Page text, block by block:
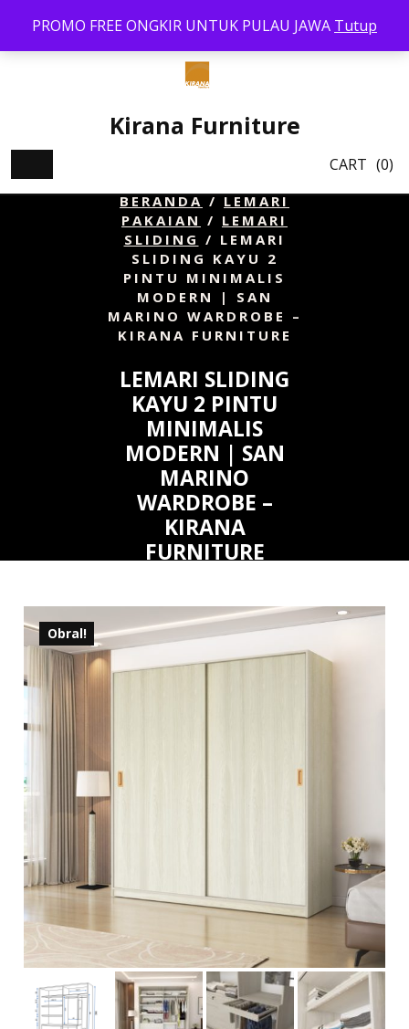
PROMO FREE ONGKIR UNTUK PULAU JAWA Tutup
content
Kirana Furniture
CART (0)
BERANDA / LEMARI
PAKAIAN / LEMARI
SLIDING / LEMARI
SLIDING KAYU 2
PINTU MINIMALIS
MODERN | SAN
MARINO WARDROBE –
KIRANA FURNITURE
LEMARI SLIDING
KAYU 2 PINTU
MINIMALIS
MODERN | SAN
MARINO
WARDROBE –
KIRANA
FURNITURE
Obral!